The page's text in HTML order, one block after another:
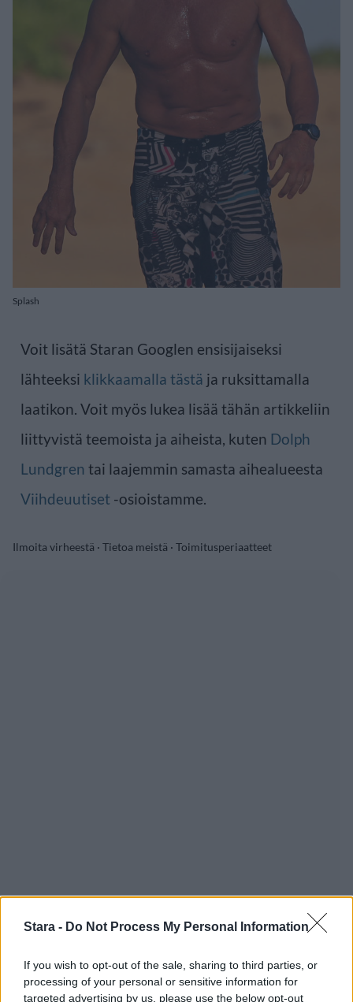
Stara - Do Not Process My Personal Information
If you wish to opt-out of the sale, sharing to third parties, or
processing of your personal or sensitive information for
targeted advertising by us, please use the below opt-out
Splash
Voit lisätä Staran Googlen ensisijaiseksi
lähteeksi klikkaamalla tästä ja ruksittamalla
laatikon. Voit myös lukea lisää tähän artikkeliin
liittyvistä teemoista ja aiheista, kuten Dolph
Lundgren tai laajemmin samasta aihealueesta
Viihdeuutiset -osioistamme.
Ilmoita virheestä · Tietoa meistä · Toimitusperiaatteet